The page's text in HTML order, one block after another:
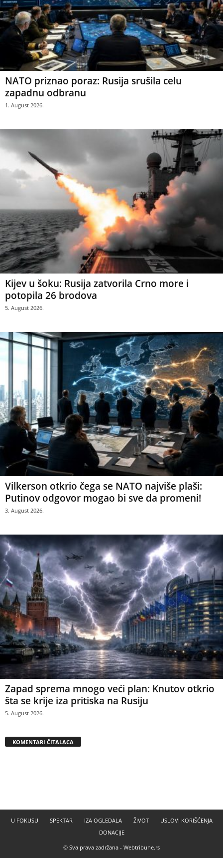
NATO priznao poraz: Rusija srušila celu
zapadnu odbranu
1. August 2026.
Kijev u šoku: Rusija zatvorila Crno more i
potopila 26 brodova
5. August 2026.
Vilkerson otkrio čega se NATO najviše plaši:
Putinov odgovor mogao bi sve da promeni!
3. August 2026.
Zapad sprema mnogo veći plan: Knutov otkrio
šta se krije iza pritiska na Rusiju
5. August 2026.
KOMENTARI ČITALACA
U FOKUSU SPEKTAR IZA OGLEDALA ŽIVOT
USLOVI KORIŠĆENJA
DONACIJE
© Sva prava zadržana - Webtribune.rs